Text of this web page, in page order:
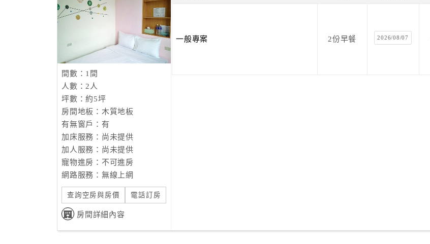
這一路走來，也經歷了許多風風雨雨，感恩入住過的旅客，再次回來台東，依然選擇彩靈的家。感恩旅客幫
忙推薦。感謝您們，讓彩靈的家繼續一步一步走下去。
PS：免費提供馬來西亞盛行的數字塔羅占卜，只需國曆的出生年月日就可以算了。然而因為彩靈不住在民
宿，若需要此服務的客人，請提早告知，彩靈會安排時間與您們碰面喔。嘻嘻。
間數：1間
人數：2人
坪數：約5坪
房間地板：木質地板
有無窗戶：有
加床服務：尚未提供
加人服務：尚未提供
寵物進房：不可進房
網路服務：無線上網
查詢空房與房價 電話訂房
房間詳細內容
一般專案 2份早餐 2026/08/07